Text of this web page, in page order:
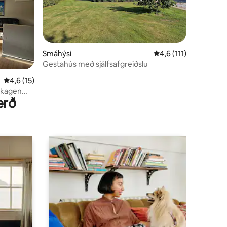
4,6 af 5 í meðaleinkunn, 15 umsagnir
4,6 (15)
Smáhýsi 4,6 af 5 í
4,6 (111)
Gestahús með sjálfsafgreiðslu